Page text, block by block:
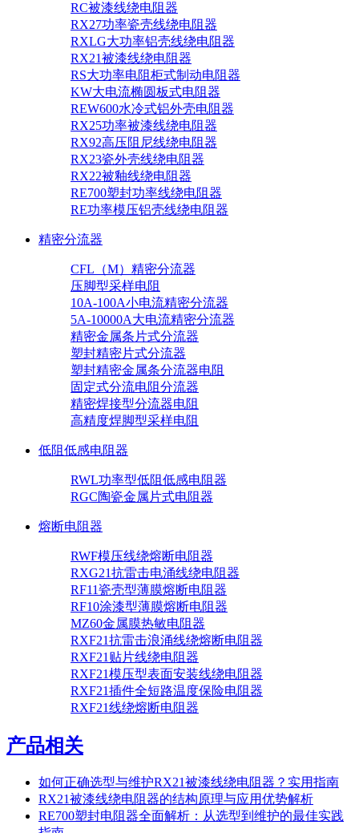
RC被漆线绕电阻器
RX27功率瓷壳线绕电阻器
RXLG大功率铝壳线绕电阻器
RX21被漆线绕电阻器
RS大功率电阻柜式制动电阻器
KW大电流椭圆板式电阻器
REW600水冷式铝外壳电阻器
RX25功率被漆线绕电阻器
RX92高压阻尼线绕电阻器
RX23瓷外壳线绕电阻器
RX22被釉线绕电阻器
RE700塑封功率线绕电阻器
RE功率模压铝壳线绕电阻器
精密分流器
CFL（M）精密分流器
压脚型采样电阻
10A-100A小电流精密分流器
5A-10000A大电流精密分流器
精密金属条片式分流器
塑封精密片式分流器
塑封精密金属条分流器电阻
固定式分流电阻分流器
精密焊接型分流器电阻
高精度焊脚型采样电阻
低阻低感电阻器
RWL功率型低阻低感电阻器
RGC陶瓷金属片式电阻器
熔断电阻器
RWF模压线绕熔断电阻器
RXG21抗雷击电涌线绕电阻器
RF11瓷壳型薄膜熔断电阻器
RF10涂漆型薄膜熔断电阻器
MZ60金属膜热敏电阻器
RXF21抗雷击浪涌线绕熔断电阻器
RXF21贴片线绕电阻器
RXF21模压型表面安装线绕电阻器
RXF21插件全短路温度保险电阻器
RXF21线绕熔断电阻器
产品相关
如何正确选型与维护RX21被漆线绕电阻器？实用指南
RX21被漆线绕电阻器的结构原理与应用优势解析
RE700塑封电阻器全面解析：从选型到维护的最佳实践